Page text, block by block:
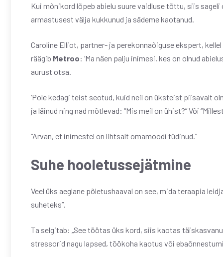
Kui mõnikord lõpeb abielu suure vaidluse tõttu, siis
armastusest välja kukkunud ja sädeme kaotanud.
Caroline Elliot, partner- ja perekonnaõiguse ekspert,
räägib Metroo: ‘Ma näen palju inimesi, kes on olnud
aurust otsa.
‘Pole kedagi teist seotud, kuid neil on üksteist piisavalt
ja läinud ning nad mõtlevad: “Mis meil on ühist?” Või
“Arvan, et inimestel on lihtsalt omamoodi tüdinud.”
Suhe hooletussejätmine
Veel üks aeglane põletushaaval on see, mida teraapia
suheteks”.
Ta selgitab: „See töötas üks kord, siis kaotas
stressorid nagu lapsed, töökoha kaotus või